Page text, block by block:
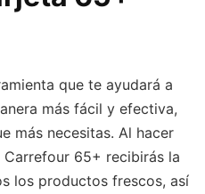
que te ayudará a
más fácil y efectiva,
más necesitas. Al hacer
65+ recibirás la
los productos frescos, así